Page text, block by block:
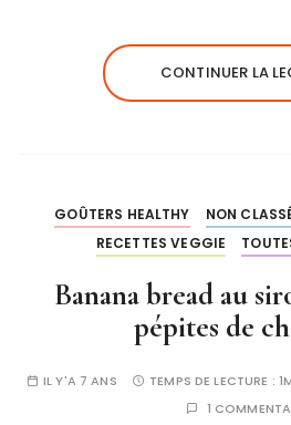
CONTINUER LA
GOÛTERS HEALTHY NON
RECETTES VEGGIE
Banana bread au
pépites de
IL Y'A 7 ANS TEMPS DE LECTURE :
1